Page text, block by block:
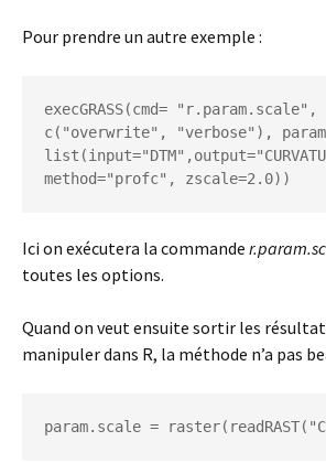
Pour prendre un autre exemple :
execGRASS(cmd=
c("overwrite", "verbose"),
method="profc", zscale=2.0))
Ici on exécutera la commande
toutes les options.
Quand on veut ensuite sortir les
manipuler dans R, la méthode n’a pas
param.scale =